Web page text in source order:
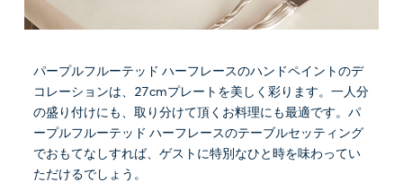
パープルフルーテッド ハーフレースのハンドペイントのデ
コレーションは、27cmプレートを美しく彩ります。一人分
の盛り付けにも、取り分けて頂くお料理にも最適です。パ
ープルフルーテッド ハーフレースのテーブルセッティング
でおもてなしすれば、ゲストに特別なひと時を味わってい
ただけるでしょう。